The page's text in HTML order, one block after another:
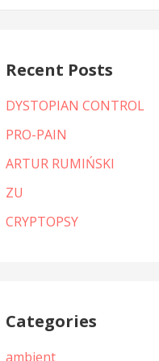
Recent Posts
DYSTOPIAN CONTROL
PRO-PAIN
ARTUR RUMIŃSKI
ZU
CRYPTOPSY
Categories
ambient